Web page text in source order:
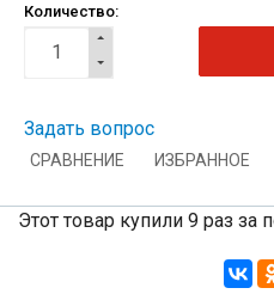
Количество:
Задать вопрос
СРАВНЕНИЕ ИЗБРАННОЕ
Этот товар купили 9 раз за